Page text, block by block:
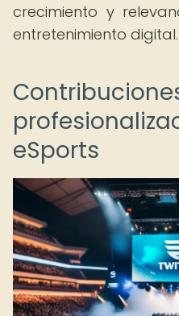
crecimiento y
entretenimiento digital.
eSports